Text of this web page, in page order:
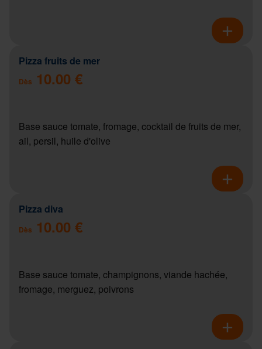
Pizza fruits de mer
Dès 10.00 €
Base sauce tomate, fromage, cocktail de fruits de mer,
ail, persil, huile d'olive
Pizza diva
Dès 10.00 €
Base sauce tomate, champignons, viande hachée,
fromage, merguez, poivrons